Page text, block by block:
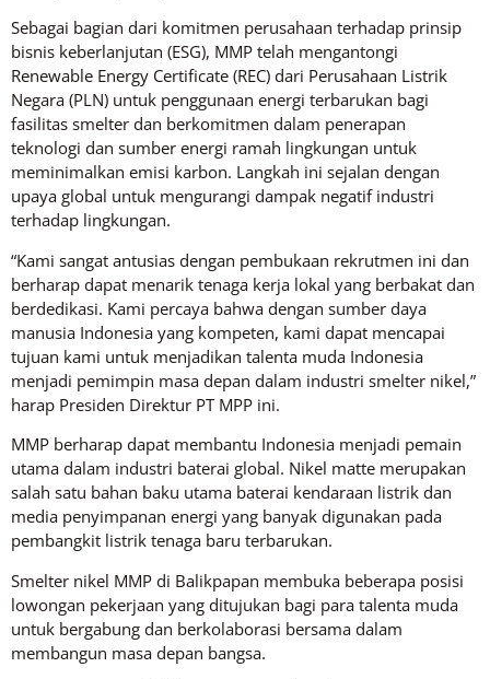
Sebagai bagian dari komitmen perusahaan terhadap prinsip
bisnis keberlanjutan (ESG), MMP telah mengantongi
Renewable Energy Certificate (REC) dari Perusahaan Listrik
Negara (PLN) untuk penggunaan energi terbarukan bagi
fasilitas smelter dan berkomitmen dalam penerapan
teknologi dan sumber energi ramah lingkungan untuk
meminimalkan emisi karbon. Langkah ini sejalan dengan
upaya global untuk mengurangi dampak negatif industri
terhadap lingkungan.
“Kami sangat antusias dengan pembukaan rekrutmen ini dan
berharap dapat menarik tenaga kerja lokal yang berbakat dan
berdedikasi. Kami percaya bahwa dengan sumber daya
manusia Indonesia yang kompeten, kami dapat mencapai
tujuan kami untuk menjadikan talenta muda Indonesia
menjadi pemimpin masa depan dalam industri smelter nikel,”
harap Presiden Direktur PT MPP ini.
MMP berharap dapat membantu Indonesia menjadi pemain
utama dalam industri baterai global. Nikel matte merupakan
salah satu bahan baku utama baterai kendaraan listrik dan
media penyimpanan energi yang banyak digunakan pada
pembangkit listrik tenaga baru terbarukan.
Smelter nikel MMP di Balikpapan membuka beberapa posisi
lowongan pekerjaan yang ditujukan bagi para talenta muda
untuk bergabung dan berkolaborasi bersama dalam
membangun masa depan bangsa.